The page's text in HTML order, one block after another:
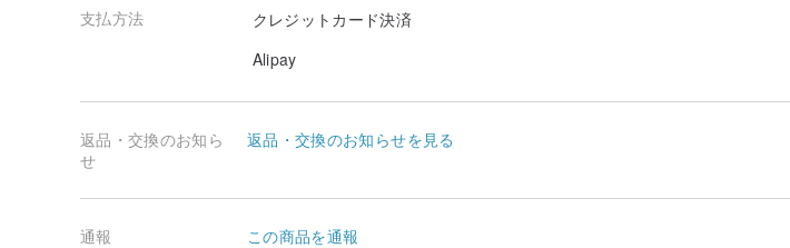
フレッシュでマルチフレーバー、そして頬の後味は唾液でいっぱいです。フレーバーの種類によっ
健康：中立、ストレス解消、コレステロール低下。
サイズ：7cm x 17.5cm
総重量：158g
支払方法
クレジットカード決済
Alipay
返品・交換のお知ら
せ
返品・交換のお知らせを見る
通報 この商品を通報